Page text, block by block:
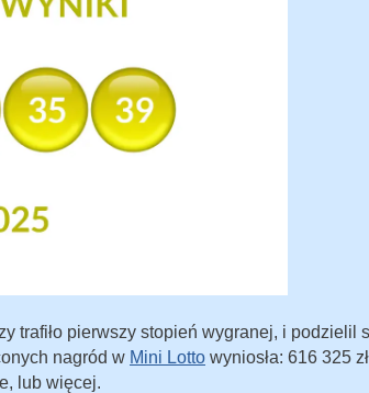
trafiło pierwszy stopień wygranej, i podzielil
nagród w Mini Lotto wyniosła: 616 325
lub więcej.